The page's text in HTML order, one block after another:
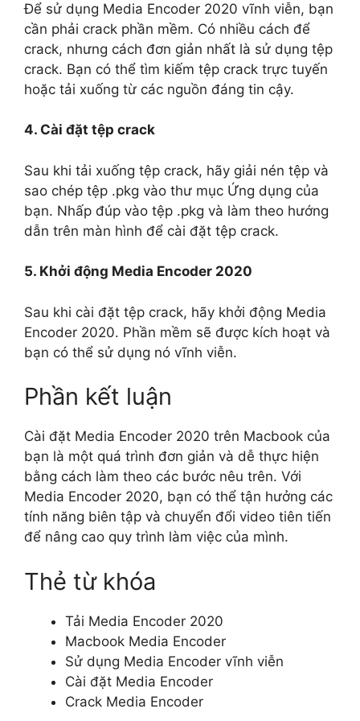
Để sử dụng Media Encoder 2020 vĩnh viễn, bạn
cần phải crack phần mềm. Có nhiều cách để
crack, nhưng cách đơn giản nhất là sử dụng tệp
crack. Bạn có thể tìm kiếm tệp crack trực tuyến
hoặc tải xuống từ các nguồn đáng tin cậy.
4. Cài đặt tệp crack
Sau khi tải xuống tệp crack, hãy giải nén tệp và
sao chép tệp .pkg vào thư mục Ứng dụng của
bạn. Nhấp đúp vào tệp .pkg và làm theo hướng
dẫn trên màn hình để cài đặt tệp crack.
5. Khởi động Media Encoder 2020
Sau khi cài đặt tệp crack, hãy khởi động Media
Encoder 2020. Phần mềm sẽ được kích hoạt và
bạn có thể sử dụng nó vĩnh viễn.
Phần kết luận
Cài đặt Media Encoder 2020 trên Macbook của
bạn là một quá trình đơn giản và dễ thực hiện
bằng cách làm theo các bước nêu trên. Với
Media Encoder 2020, bạn có thể tận hưởng các
tính năng biên tập và chuyển đổi video tiên tiến
để nâng cao quy trình làm việc của mình.
Thẻ từ khóa
Tải Media Encoder 2020
Macbook Media Encoder
Sử dụng Media Encoder vĩnh viễn
Cài đặt Media Encoder
Crack Media Encoder